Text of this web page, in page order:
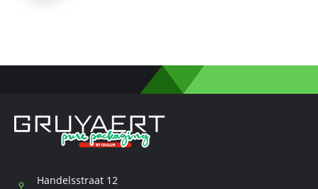
Handelsstraat 12